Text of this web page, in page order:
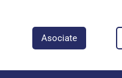
Asociate